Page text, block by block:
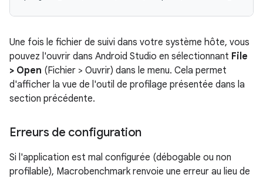
Une fois le fichier de suivi dans votre système hôte, vous
pouvez l'ouvrir dans Android Studio en sélectionnant File
> Open (Fichier > Ouvrir) dans le menu. Cela permet
d'afficher la vue de l'outil de profilage présentée dans la
section précédente.
Erreurs de configuration
Si l'application est mal configurée (débogable ou non
profilable), Macrobenchmark renvoie une erreur au lieu de